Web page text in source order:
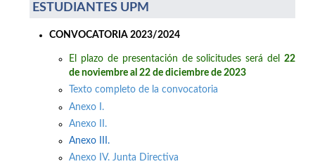
ESTUDIANTES UPM
CONVOCATORIA 2023/2024
El plazo de presentación de solicitudes será del 22
de noviembre al 22 de diciembre de 2023
Texto completo de la convocatoria
Anexo I.
Anexo II.
Anexo III.
Anexo IV. Junta Directiva